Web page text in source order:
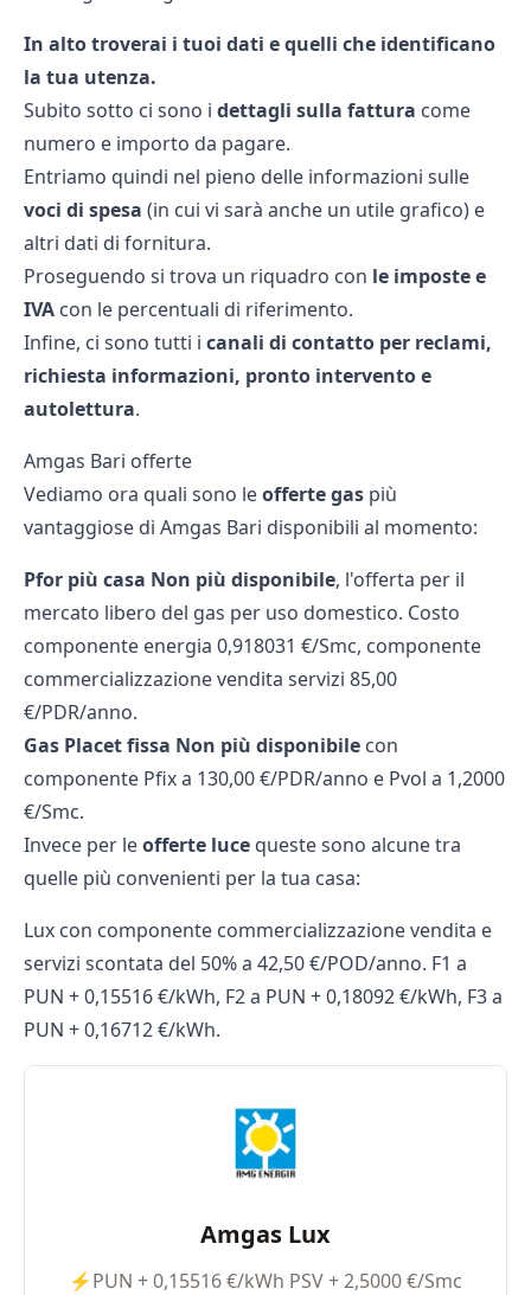
In alto troverai i tuoi dati e quelli che identificano
la tua utenza.
Subito sotto ci sono i dettagli sulla fattura come
numero e importo da pagare.
Entriamo quindi nel pieno delle informazioni sulle
voci di spesa (in cui vi sarà anche un utile grafico) e
altri dati di fornitura.
Proseguendo si trova un riquadro con le imposte e
IVA con le percentuali di riferimento.
Infine, ci sono tutti i canali di contatto per reclami,
richiesta informazioni, pronto intervento e
autolettura.
Amgas Bari offerte
Vediamo ora quali sono leofferte gas più
vantaggiose di Amgas Bari disponibili al momento:
Pfor più casa Non più disponibile, l'offerta per il
mercato libero del gas per uso domestico. Costo
componente energia 0,918031 €/Smc, componente
commercializzazione vendita servizi 85,00
€/PDR/anno.
Gas Placet fissa Non più disponibile con
componente Pfix a 130,00 €/PDR/anno e Pvol a 1,2000
€/Smc.
Invece per leofferte luce queste sono alcune tra
quelle più convenienti per la tua casa:
Lux con componente commercializzazione vendita e
servizi scontata del 50% a 42,50 €/POD/anno. F1 a
PUN + 0,15516 €/kWh, F2 a PUN + 0,18092 €/kWh, F3 a
PUN + 0,16712 €/kWh.
Amgas Lux
⚡PUN + 0,15516 €/kWh PSV + 2,5000 €/Smc